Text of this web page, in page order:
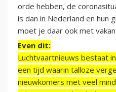
orde hebben, de
is dan in Nederland en hun
moet je daar ook met
Even dit:
Luchtvaartnieuws bestaat
een tijd waarin talloze
nieuwkomers met veel